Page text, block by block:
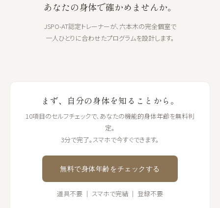
あなたの身体で確かめませんか。
JSPO-AT認定トレーナーが、六本木の完全個室で
一人ひとりに合わせたプログラムを設計します。
まず、自分の身体を知ることから。
10項目のセルフチェックで、あなたの機能的身体年齢を無料判
定。
3分で完了。スマホで今すぐできます。
無料で身体年齢をチェックする
道具不要 ｜ スマホで完結 ｜ 登録不要